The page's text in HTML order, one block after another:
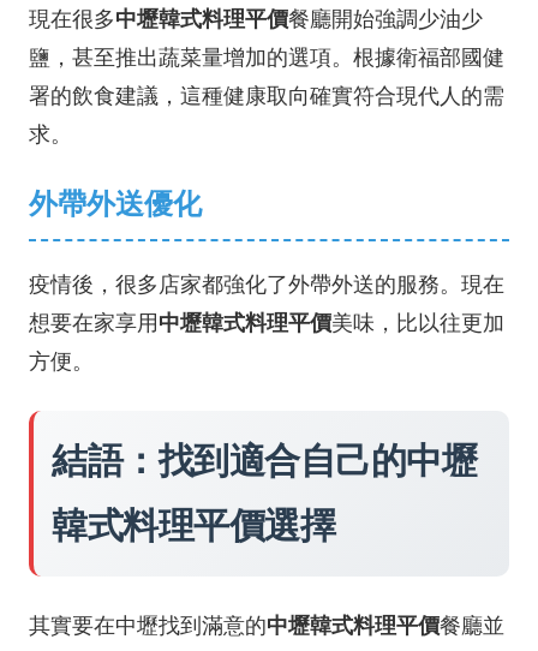
現在很多中壢韓式料理平價餐廳開始強調少油少
鹽，甚至推出蔬菜量增加的選項。根據衛福部國健
署的飲食建議，這種健康取向確實符合現代人的需
求。
外帶外送優化
疫情後，很多店家都強化了外帶外送的服務。現在
想要在家享用 中壢韓式料理平價美味，比以往更加
方便。
結語：找到適合自己的中壢
韓式料理平價選擇
其實要在中壢找到滿意的中壢韓式料理平價餐廳並